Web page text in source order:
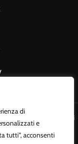
di
e
tutti”, acconsenti
17678631007 - Tutti i